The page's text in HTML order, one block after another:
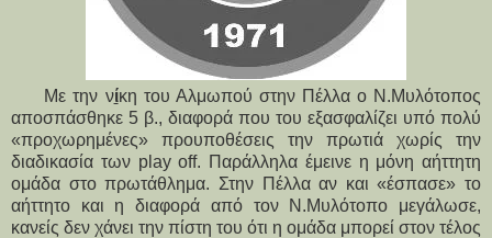
Με την νίκη του Αλμωπού στην Πέλλα ο Ν.Μυλότοπος
αποσπάσθηκε 5 β., διαφορά που του εξασφαλίζει υπό πολύ
«προχωρημένες» προυποθέσεις την πρωτιά χωρίς την
διαδικασία των play off. Παράλληλα έμεινε η μόνη αήττητη
ομάδα στο πρωτάθλημα. Στην Πέλλα αν και «έσπασε» το
αήττητο και η διαφορά από τον Ν.Μυλότοπο μεγάλωσε,
κανείς δεν χάνει την πίστη του ότι η ομάδα μπορεί στον τέλος